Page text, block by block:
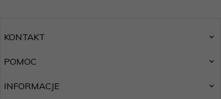
KONTAKT
POMOC
INFORMACJE